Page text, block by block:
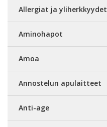
Allergiat ja yliherkkyydet
Aminohapot
Amoa
Annostelun apulaitteet
Anti-age